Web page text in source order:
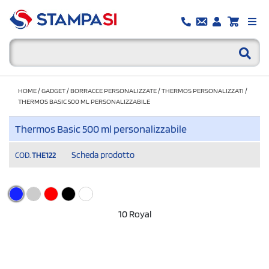
HOME/GADGET/BORRACCE PERSONALIZZATE/THERMOS PERSONALIZZATI /
THERMOS BASIC 500 ML PERSONALIZZABILE
Thermos Basic 500 ml personalizzabile
COD. THE122 Scheda prodotto
10 Royal